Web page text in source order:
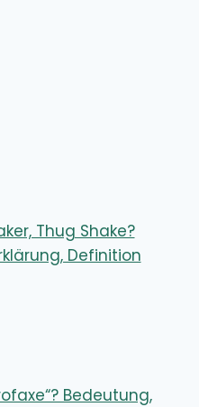
Thug Shake?
Definition
Bedeutung,